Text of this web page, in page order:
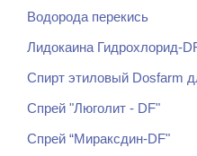
Водорода перекись
Лидокаина Гидрохлорид-
Спирт этиловый Dosfarm
Спрей "Люголит - DF"
Спрей “Мираксдин-DF"